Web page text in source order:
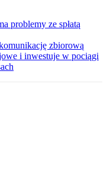
problemy ze spłatą
zbiorową
i inwestuje w pociągi